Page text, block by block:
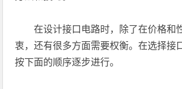
在设计接口电路时，除了在价格和
衷，还有很多方面需要权衡。在选择接
按下面的顺序逐步进行。